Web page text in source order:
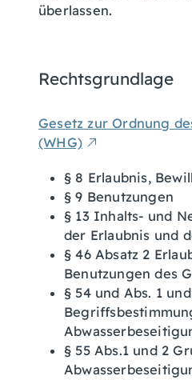
überlassen.
Rechtsgrundlage
Gesetz zur Ordnung
(WHG)
§ 8 Erlaubnis,
§ 9 Benutzungen
§ 13 Inhalts- und
der Erlaubnis und
§ 46 Absatz 2
Benutzungen des
§ 54 und Abs. 1
§ 55 Abs.1 und 2